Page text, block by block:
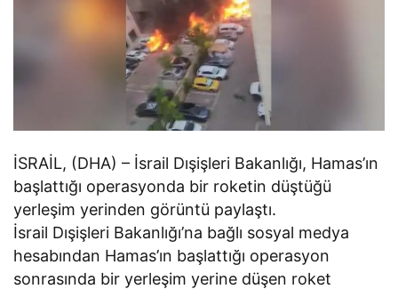
İSRAİL, (DHA) – İsrail Dışişleri Bakanlığı, Hamas’ın
başlattığı operasyonda bir roketin düştüğü
yerleşim yerinden görüntü paylaştı.
İsrail Dışişleri Bakanlığı’na bağlı sosyal medya
hesabından Hamas’ın başlattığı operasyon
sonrasında bir yerleşim yerine düşen roket